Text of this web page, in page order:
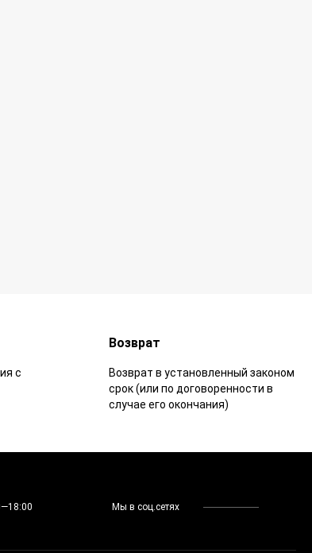
с
Возврат
Возврат в установленный законом
срок (или по договоренности в
случае его окончания)
Мы в соц.сетях